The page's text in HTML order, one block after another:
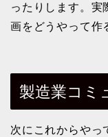
ったりします。実
画をどうやって作
製造業コミ
次にこれからやっ